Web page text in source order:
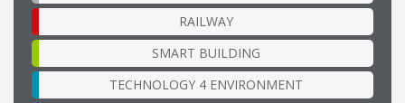
RAILWAY
SMART BUILDING
TECHNOLOGY 4 ENVIRONMENT